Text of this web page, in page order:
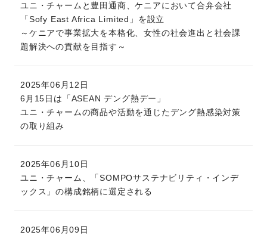
ユニ・チャームと豊田通商、ケニアにおいて合弁会社
「Sofy East Africa Limited」を設立
～ケニアで事業拡大を本格化、女性の社会進出と社会課
題解決への貢献を目指す～
2025年06月12日
6月15日は「ASEAN デング熱デー」
ユニ・チャームの商品や活動を通じたデング熱感染対策
の取り組み
2025年06月10日
ユニ・チャーム、「SOMPOサステナビリティ・インデ
ックス」の構成銘柄に選定される
2025年06月09日